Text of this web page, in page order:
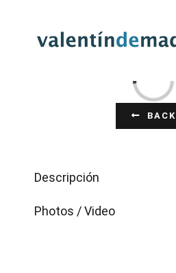
Loading...
BACK
Descripción
Photos / Video